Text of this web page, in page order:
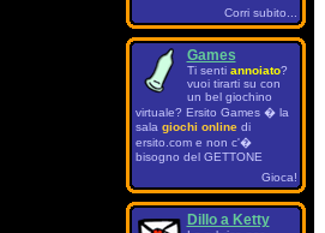
Corri subito...
Games
Ti senti annoiato?
vuoi tirarti su con
un bel giochino
virtuale? Ersito Games � la
sala giochi onlinedi
ersito.com e non c'�
bisogno del GETTONE
Gioca!
Dillo a Ketty